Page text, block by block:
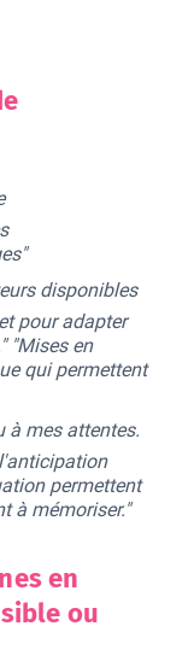
disponibles
pour adapter
"Mises en
qui permettent
à mes attentes.
permettent
à mémoriser."
en
ou